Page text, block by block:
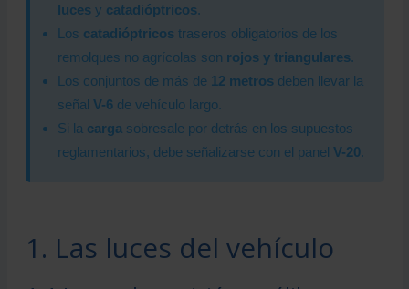
lucesy catadióptricos.
Los catadióptricostraseros obligatorios de los
remolques no agrícolas son rojos y triangulares.
Los conjuntos de más de 12 metrosdeben llevar la
señal V-6de vehículo largo.
Si la cargasobresale por detrás en los supuestos
reglamentarios, debe señalizarse con el panel V-20.
1. Las luces del vehículo